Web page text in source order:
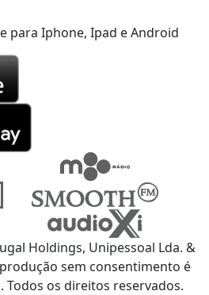
para Iphone, Ipad e Android
Holdings, Unipessoal Lda. &
sem consentimento é
os direitos reservados.